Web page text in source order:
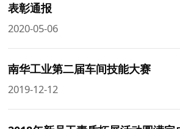
表彰通报
2020-05-06
南华工业第二届车间技能大赛
2019-12-12